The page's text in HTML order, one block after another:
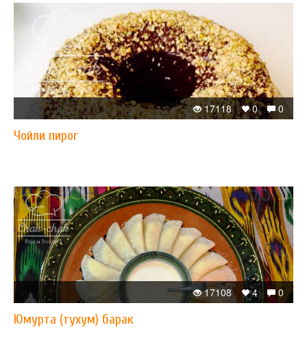
0
0
17118
Чойли пирог
0
4
17108
Юмурта (тухум) барак